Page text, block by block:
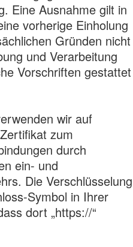
Eine Ausnahme gilt in
vorherige Einholung
Gründen nicht
und Verarbeitung
Vorschriften gestattet
wir auf
zum
durch
ein- und
Die Verschlüsselung
Symbol in Ihrer
dort „https://“